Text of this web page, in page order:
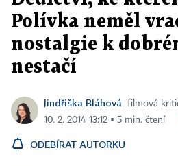
Polívka neměl
nostalgie k
nestačí
Jindřiška Bláhová
filmová
10. 2. 2014 13:12 ▪ 5 min. čtení
ODEBÍRAT AUTORKU